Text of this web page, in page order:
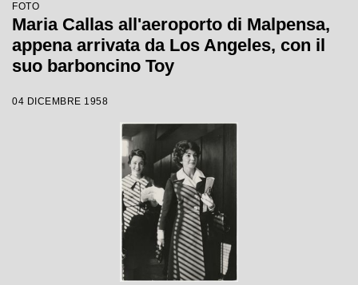
FOTO
Maria Callas all'aeroporto di Malpensa,
appena arrivata da Los Angeles, con il
suo barboncino Toy
04 DICEMBRE 1958